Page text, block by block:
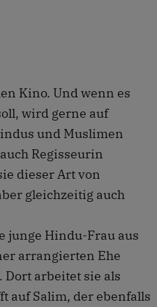
Kino. Und wenn es
wird gerne auf
und Muslimen
Regisseurin
dieser Art von
gleichzeitig auch
junge Hindu-Frau aus
arrangierten Ehe
arbeitet sie als
auf Salim, der ebenfalls